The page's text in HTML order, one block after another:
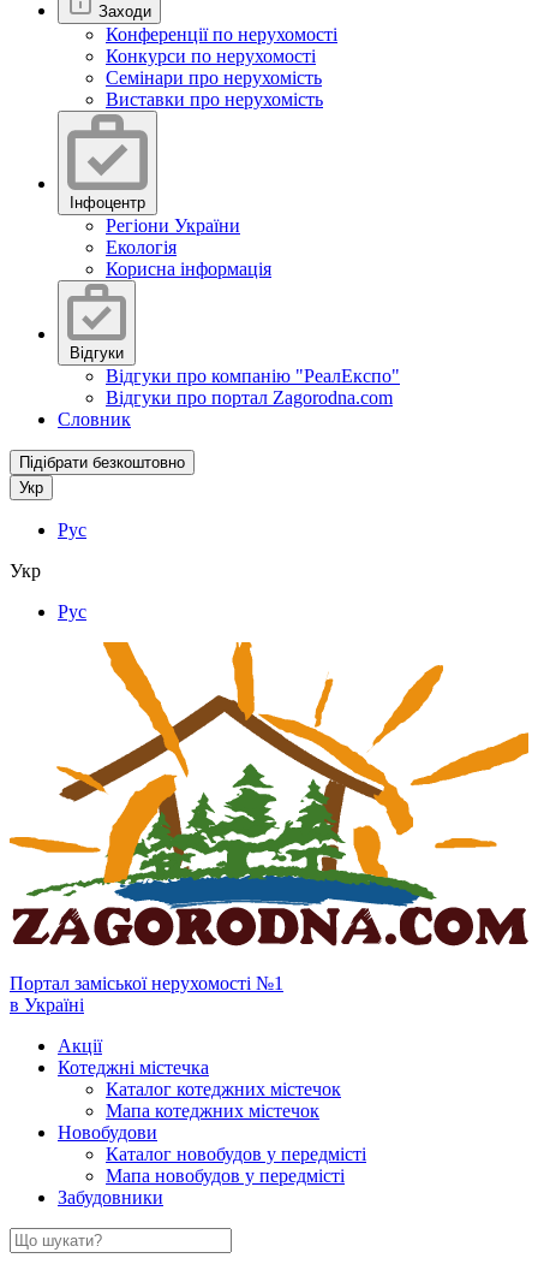
Заходи
Конференції по нерухомості
Конкурси по нерухомості
Семінари про нерухомість
Виставки про нерухомість
Інфоцентр
Регіони України
Екологія
Корисна інформація
Відгуки
Відгуки про компанію "РеалЕкспо"
Відгуки про портал Zagorodna.com
Словник
Підібрати безкоштовно
Укр
Рус
Укр
Рус
Портал заміської нерухомості №1
в Україні
Акції
Котеджні містечка
Каталог котеджних містечок
Мапа котеджних містечок
Новобудови
Каталог новобудов у передмісті
Мапа новобудов у передмісті
Забудовники